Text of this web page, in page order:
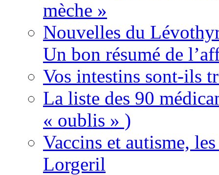
mèche »
Nouvelles du
Un bon résumé de
Vos intestins sont-ils
La liste des 90
« oublis » )
Vaccins et autisme,
Lorgeril